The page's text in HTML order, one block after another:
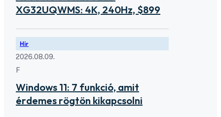
XG32UQWMS: 4K, 240Hz, $899
Hír
2026.08.09.
F
Windows 11: 7 funkció, amit
érdemes rögtön kikapcsolni